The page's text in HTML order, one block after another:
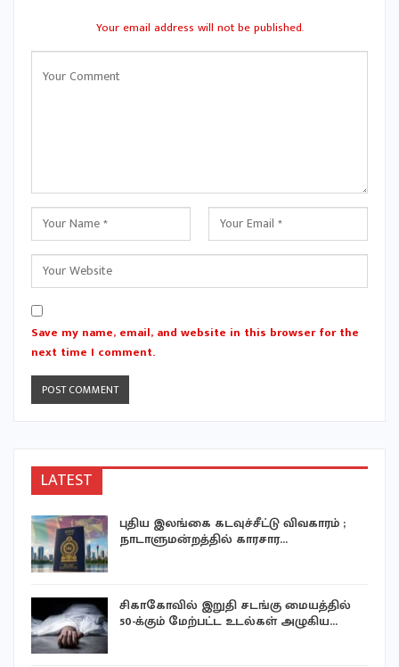
Your email address will not be published.
Save my name, email, and website in this browser for the
next time I comment.
LATEST
புதிய இலங்கை கடவுச்சீட்டு விவகாரம் ;
நாடாளுமன்றத்தில் காரசார…
சிகாகோவில் இறுதி சடங்கு மையத்தில்
50-க்கும் மேற்பட்ட உடல்கள் அழுகிய…